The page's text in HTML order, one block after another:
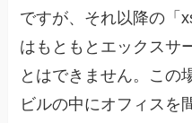
ですが、それ以降の「
はもともとエックスサ
とはできません。この
ビルの中にオフィスを